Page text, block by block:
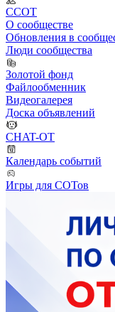
ССОТ
О сообществе
Обновления в
Люди сообщества
Золотой фонд
Файлообменник
Видеогалерея
Доска объявлений
CHAT-OT
Календарь событий
Игры для СОТов